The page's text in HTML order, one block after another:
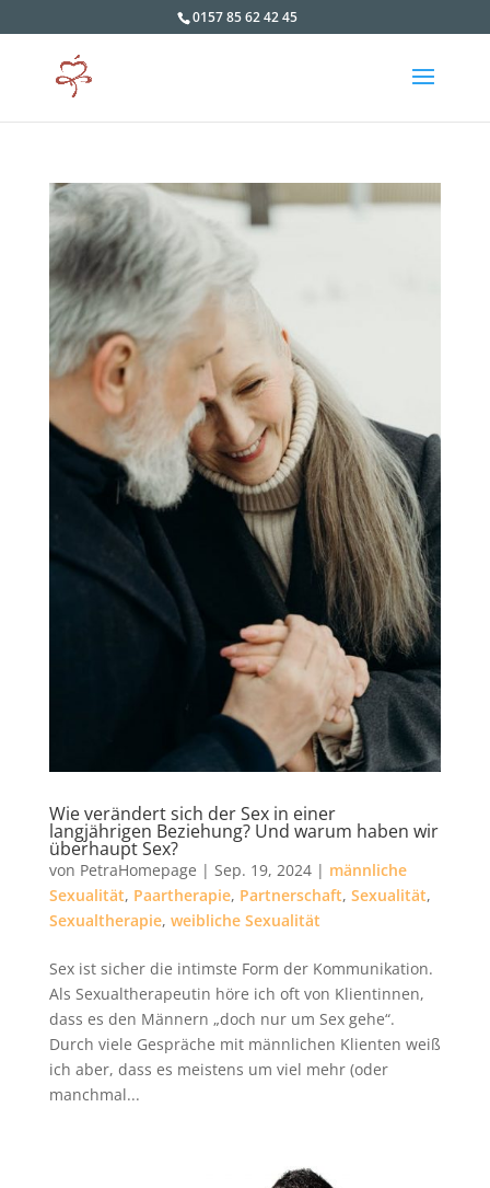
0157 85 62 42 45
Wie verändert sich der Sex in einer
langjährigen Beziehung? Und warum haben wir
überhaupt Sex?
von PetraHomepage | Sep. 19, 2024| männliche
Sexualität, Paartherapie, Partnerschaft, Sexualität,
Sexualtherapie, weibliche Sexualität
Sex ist sicher die intimste Form der Kommunikation.
Als Sexualtherapeutin höre ich oft von Klientinnen,
dass es den Männern „doch nur um Sex gehe“.
Durch viele Gespräche mit männlichen Klienten weiß
ich aber, dass es meistens um viel mehr (oder
manchmal...